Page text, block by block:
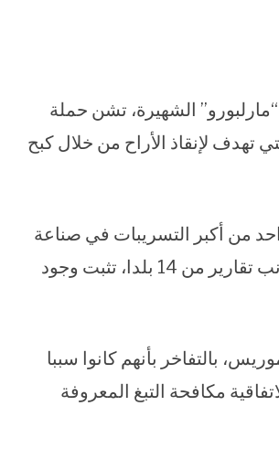
الشهيرة، تشن حملة
تهدف لإنقاذ الأراح من خلال كبح
من أكبر التسريبات في صناعة
التبغ على الإطلاق، حيث حصلت على وثائق داخلية للشركة، إلى جانب تقارير من 14 بلدا، تثبت وجود
بالتفاخر بأنهم كانوا سببا
مكافحة التبغ المعروفة